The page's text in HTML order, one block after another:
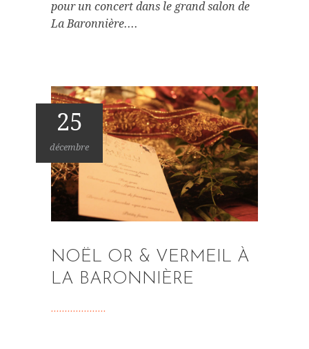
pour un concert dans le grand salon de
La Baronnière....
25
décembre
NOËL OR & VERMEIL À
LA BARONNIÈRE